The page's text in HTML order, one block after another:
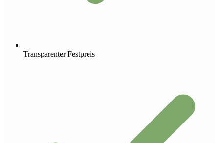
Transparenter Festpreis